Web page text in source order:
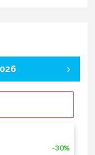
-30%